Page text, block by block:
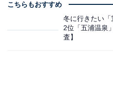
こちらもおすすめ
冬に行きたい「
2位「五浦温泉
査】